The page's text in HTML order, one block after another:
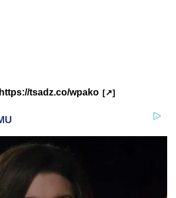
https://tsadz.co/wpako